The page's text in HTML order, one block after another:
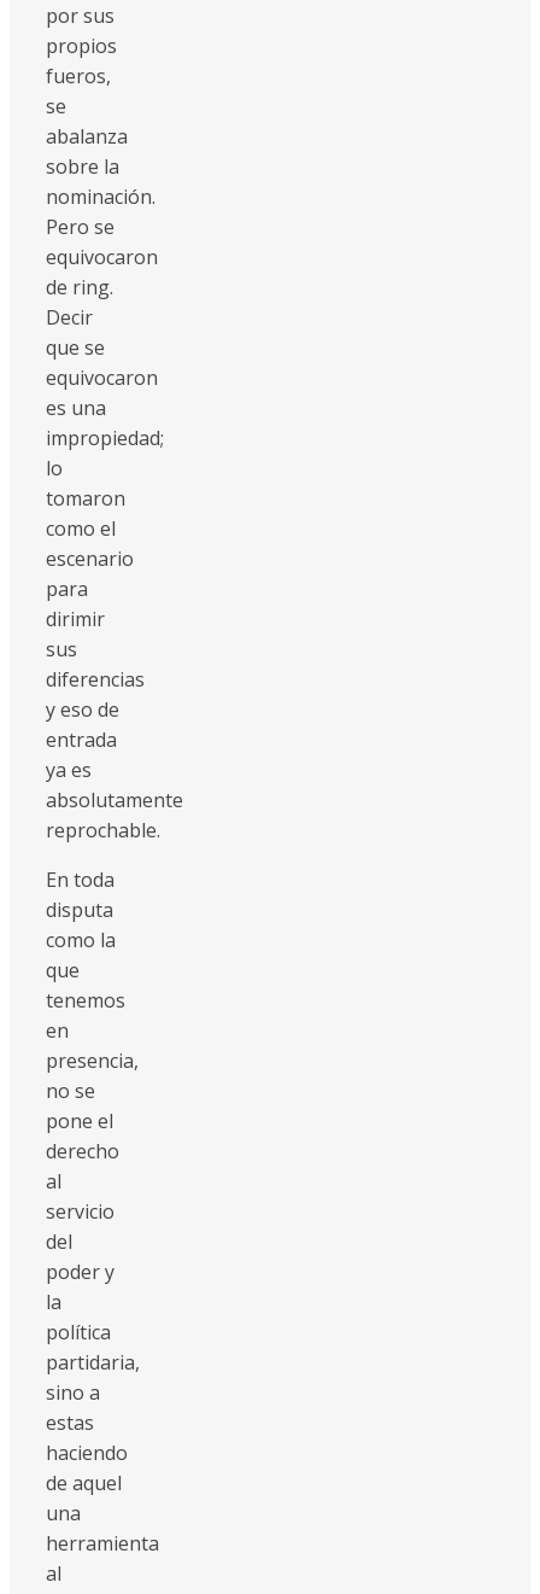
por sus
propios
fueros,
se
abalanza
sobre la
nominación.
Pero se
equivocaron
de ring.
Decir
que se
equivocaron
es una
impropiedad;
lo
tomaron
como el
escenario
para
dirimir
sus
diferencias
y eso de
entrada
ya es
absolutamente
reprochable.
En toda
disputa
como la
que
tenemos
en
presencia,
no se
pone el
derecho
al
servicio
del
poder y
la
política
partidaria,
sino a
estas
haciendo
de aquel
una
herramienta
al